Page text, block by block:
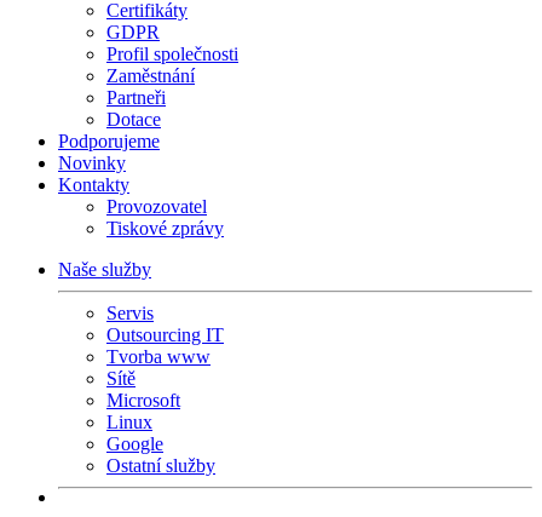
Certifikáty
GDPR
Profil společnosti
Zaměstnání
Partneři
Dotace
Podporujeme
Novinky
Kontakty
Provozovatel
Tiskové zprávy
Naše služby
Servis
Outsourcing IT
Tvorba www
Sítě
Microsoft
Linux
Google
Ostatní služby